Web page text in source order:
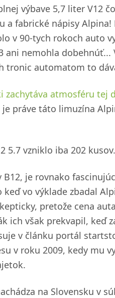
výbave 5,7 liter V12
a fabrické nápisy Alpina!
v 90-tych rokoch auto
nemohla dobehnúť...
automatom to
zachytáva atmosféru tej
práve táto limuzína
5.7 vzniklo iba 202 kusov.
je rovnako
vo výklade zbadal
pretože cena
ich však prekvapil, keď
v článku portál
v roku 2009, kedy mu
na Slovensku v